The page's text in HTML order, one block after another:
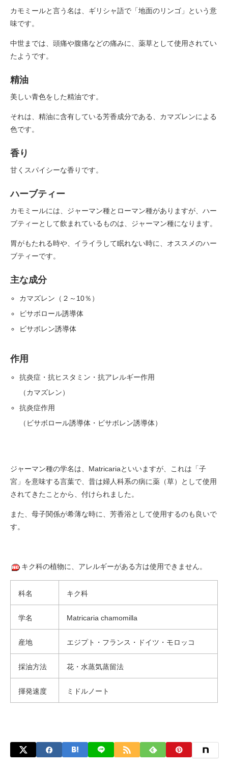
カモミールと言う名は、ギリシャ語で「地面のリンゴ」という意
味です。
中世までは、頭痛や腹痛などの痛みに、薬草として使用されてい
たようです。
精油
美しい青色をした精油です。
それは、精油に含有している芳香成分である、カマズレンによる
色です。
香り
甘くスパイシーな香りです。
ハーブティー
カモミールには、ジャーマン種とローマン種がありますが、ハー
ブティーとして飲まれているものは、ジャーマン種になります。
胃がもたれる時や、イライラして眠れない時に、オススメのハー
ブティーです。
主な成分
カマズレン（２～10％）
ビサボロール誘導体
ビサボレン誘導体
作用
抗炎症・抗ヒスタミン・抗アレルギー作用
（カマズレン）
抗炎症作用
（ビサボロール誘導体・ビサボレン誘導体）
ジャーマン種の学名は、Matricariaといいますが、これは「子
宮」を意味する言葉で、昔は婦人科系の病に薬（草）として使用
されてきたことから、付けられました。
また、母子関係が希薄な時に、芳香浴として使用するのも良いで
す。
キク科の植物に、アレルギーがある方は使用できません。
科名 キク科
学名 Matricaria chamomilla
産地 エジプト・フランス・ドイツ・モロッコ
採油方法 花・水蒸気蒸留法
揮発速度 ミドルノート